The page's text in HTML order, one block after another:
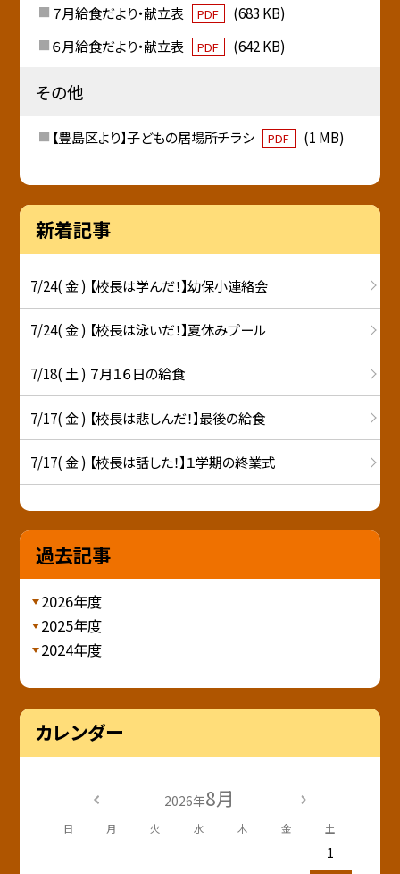
７月給食だより・献立表 PDF
(683 KB)
６月給食だより・献立表
PDF (642 KB)
その他
【豊島区より】子どもの居場所チラシ PDF (1 MB)
新着記事
7/24( 金 ) 【校長は学んだ！】幼保小連絡会
7/24( 金 ) 【校長は泳いだ！】夏休みプール
7/18( 土 ) ７月１６日の給食
7/17( 金 ) 【校長は悲しんだ！】最後の給食
7/17( 金 ) 【校長は話した！】１学期の終業式
過去記事
2026年度
2025年度
2024年度
カレンダー
2026年8月
日 月 火 水 木 金 土
1